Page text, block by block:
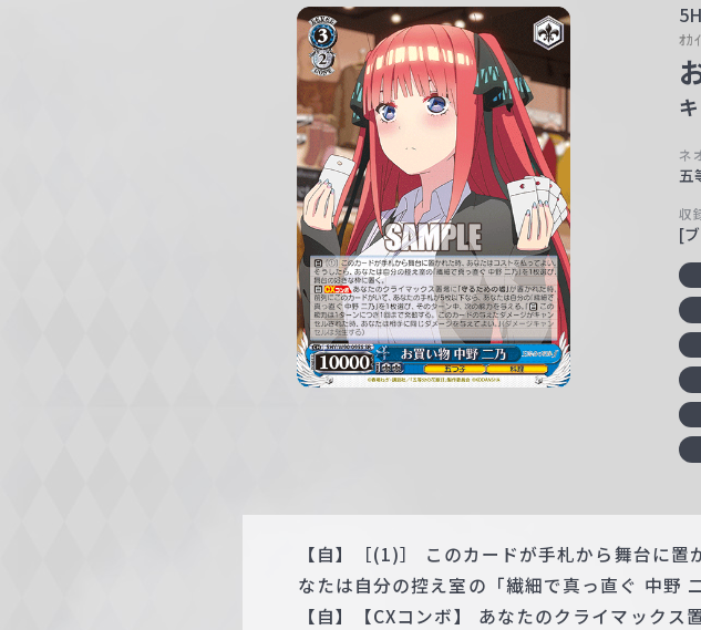
ｵｶ
ネ
五
収
[
【自】［(1)］ このカードが手札から舞台に
なたは自分の控え室の「繊細で真っ直ぐ 中野
【自】【CXコンボ】 あなたのクライマック